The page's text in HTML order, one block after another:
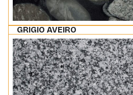
GRIGIO AVEIRO